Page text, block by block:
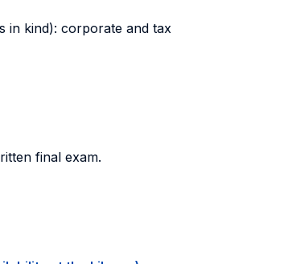
in kind): corporate and tax
final exam.